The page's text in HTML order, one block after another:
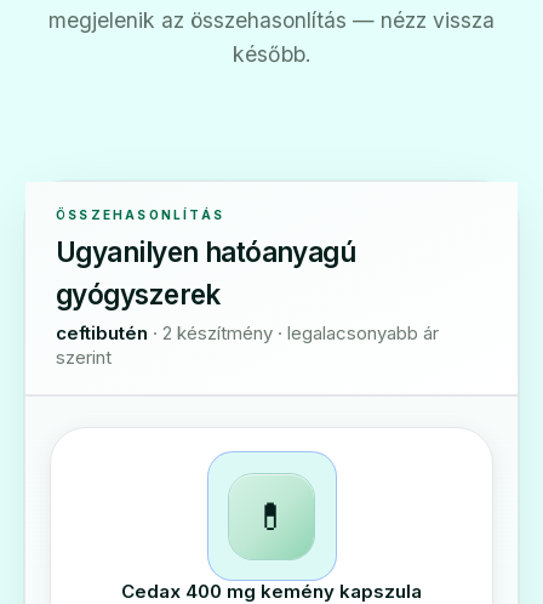
megjelenik az összehasonlítás — nézz vissza
később.
ÖSSZEHASONLÍTÁS
Ugyanilyen hatóanyagú
gyógyszerek
ceftibutén · 2 készítmény · legalacsonyabb ár
szerint
💊
Cedax 400 mg kemény kapszula